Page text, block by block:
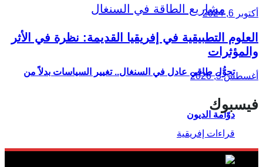
تحوُّل طاقي عادل في السنغال.. تغيير السياسات بدلاً من
دوّامة الديون
أكتوبر 6, 2024
العلوم التطبيقية في إفريقيا القديمة: نظرة في الأثر
والمؤثرات
أغسطس 3, 2026
فيسبوك